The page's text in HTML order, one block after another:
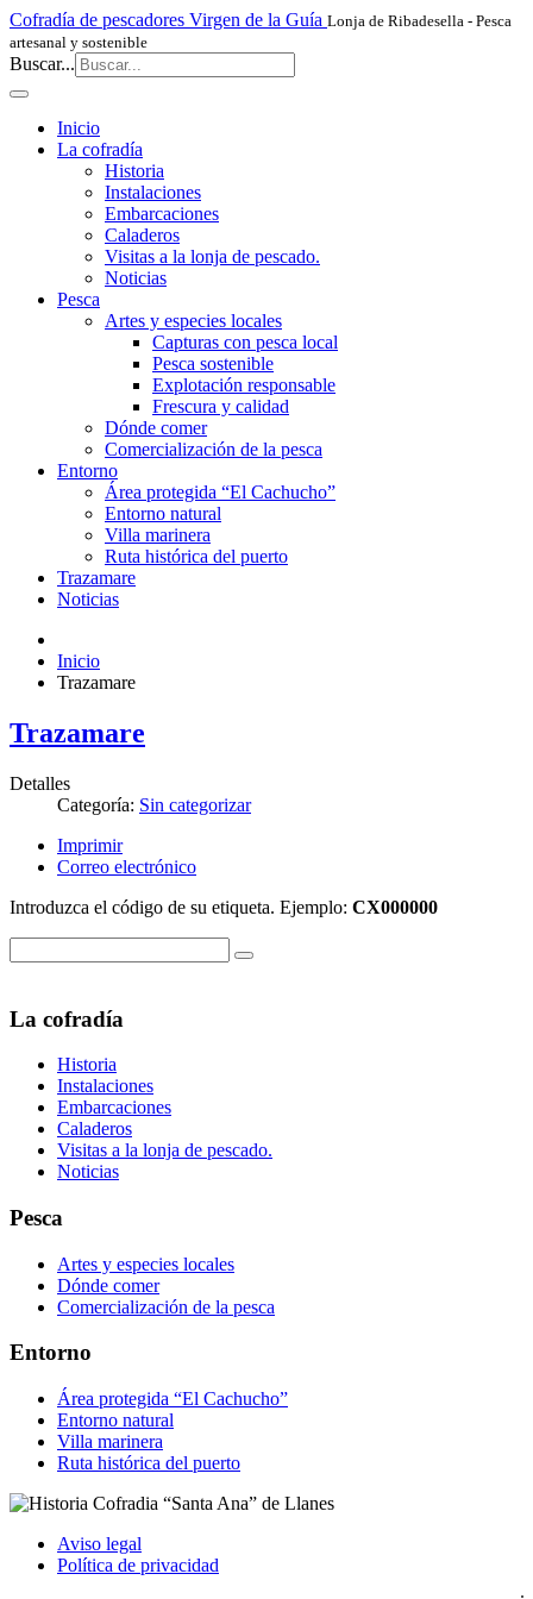
Cofradía de pescadores Virgen de la Guía Lonja de Ribadesella - Pesca
artesanal y sostenible
Buscar...
Inicio
La cofradía
Historia
Instalaciones
Embarcaciones
Caladeros
Visitas a la lonja de pescado.
Noticias
Pesca
Artes y especies locales
Capturas con pesca local
Pesca sostenible
Explotación responsable
Frescura y calidad
Dónde comer
Comercialización de la pesca
Entorno
Área protegida “El Cachucho”
Entorno natural
Villa marinera
Ruta histórica del puerto
Trazamare
Noticias
Inicio
Trazamare
Trazamare
Detalles
Categoría: Sin categorizar
Imprimir
Correo electrónico
Introduzca el código de su etiqueta. Ejemplo: CX000000
La cofradía
Historia
Instalaciones
Embarcaciones
Caladeros
Visitas a la lonja de pescado.
Noticias
Pesca
Artes y especies locales
Dónde comer
Comercialización de la pesca
Entorno
Área protegida “El Cachucho”
Entorno natural
Villa marinera
Ruta histórica del puerto
Aviso legal
Política de privacidad